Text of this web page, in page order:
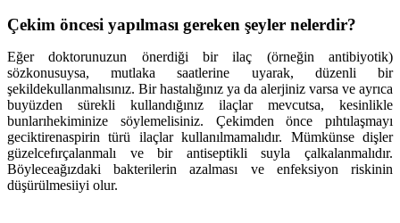
Çekim öncesi yapılması gereken şeyler nelerdir?
Eğer doktorunuzun önerdiği bir ilaç (örneğin antibiyotik)
sözkonusuysa, mutlaka saatlerine uyarak, düzenli bir
şekildekullanmalısınız. Bir hastalığınız ya da alerjiniz varsa ve ayrıca
buyüzden sürekli kullandığınız ilaçlar mevcutsa, kesinlikle
bunlarıhekiminize söylemelisiniz. Çekimden önce pıhtılaşmayı
geciktirenaspirin türü ilaçlar kullanılmamalıdır. Mümkünse dişler
güzelcefırçalanmalı ve bir antiseptikli suyla çalkalanmalıdır.
Böyleceağızdaki bakterilerin azalması ve enfeksiyon riskinin
düşürülmesiiyi olur.